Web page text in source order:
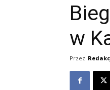
w
Przez